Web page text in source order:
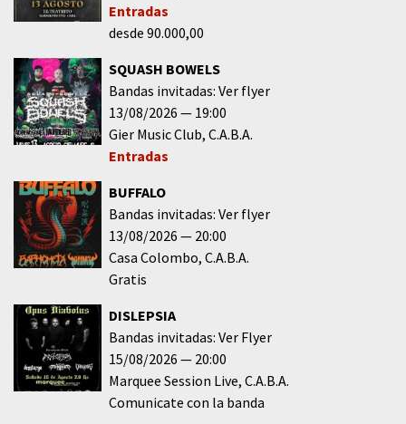
Entradas
desde 90.000,00
SQUASH BOWELS
Bandas invitadas: Ver flyer
13/08/2026
19:00
Gier Music Club C.A.B.A.
Entradas
BUFFALO
Bandas invitadas: Ver flyer
13/08/2026
20:00
Casa Colombo C.A.B.A.
Gratis
DISLEPSIA
Bandas invitadas: Ver Flyer
15/08/2026
20:00
Marquee Session Live C.A.B.A.
Comunicate con la banda